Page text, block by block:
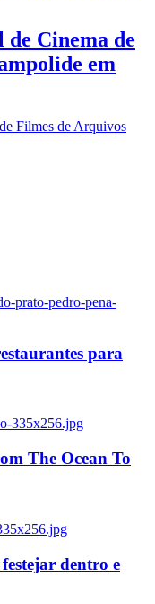
Cinema de
em
Filmes de Arquivos
prato-pedro-pena-
para
335x256.jpg
The Ocean To
dentro e